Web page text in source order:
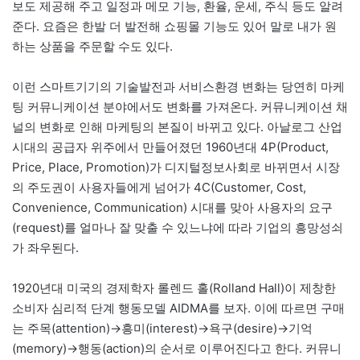
보도 제공해 주고 일정과 메모 기능, 환율, 운세, 주식 등도 알려
준다. 요즘은 한발 더 발전해 쇼핑몰 기능도 있어 말로 내가 원
하는 상품을 주문할 수도 있다.
이런 스마트기기의 기술발전과 서비스환경 변화는 당연히 마케
팅 커뮤니케이션 분야에서도 변화를 가져온다. 커뮤니케이션 채
널의 변화로 인해 마케팅의 본질이 바뀌고 있다. 아날로그 산업
시대의 공급자 위주에서 만들어졌던 1960년대 4P(Product,
Price, Place, Promotion)가 디지털정보사회로 바뀌면서 시장
의 주도권이 사용자들에게 넘어가 4C(Customer, Cost,
Convenience, Communication) 시대를 맞아 사용자의 요구
(request)를 얼마나 잘 맞출 수 있느냐에 따라 기업의 흥망성쇠
가 좌우된다.
1920년대 미국의 경제학자 롤렌드 홀(Rolland Hall)이 제창한
소비자 심리적 단계 행동모델 AIDMA를 보자. 이에 따르면 구매
는 주목(attention)→흥미(interest)→욕구(desire)→기억
(memory)→행동(action)의 순서로 이루어진다고 한다. 커뮤니